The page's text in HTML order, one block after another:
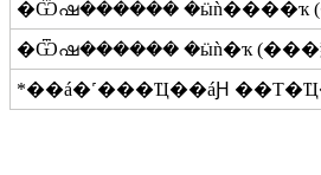
�Ѿഷ������ �ӹǹ����ҡ
�Ѿഷ������ �ӹǹ�ҡ (���
*��á�˹���Ҵ��áԨ